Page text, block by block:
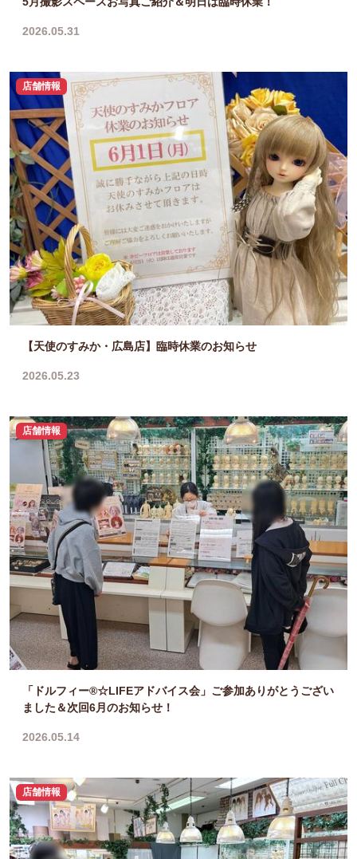
2026.05.31
店舗情報
【天使のすみか・広島店】臨時休業のお知らせ
2026.05.23
店舗情報
「ドルフィー®☆LIFEアドバイス会」ご参加ありがとうござい
ました＆次回6月のお知らせ！
2026.05.14
店舗情報